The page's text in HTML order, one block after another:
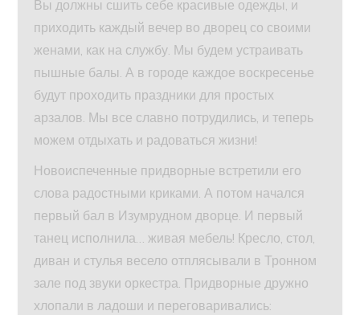
Вы должны сшить себе красивые одежды, и
приходить каждый вечер во дворец со своими
женами, как на службу. Мы будем устраивать
пышные балы. А в городе каждое воскресенье
будут проходить праздники для простых
арзалов. Мы все славно потрудились, и теперь
можем отдыхать и радоваться жизни!
Новоиспеченные придворные встретили его
слова радостными криками. А потом начался
первый бал в Изумрудном дворце. И первый
танец исполнила… живая мебель! Кресло, стол,
диван и стулья весело отплясывали в Тронном
зале под звуки оркестра. Придворные дружно
хлопали в ладоши и переговаривались: